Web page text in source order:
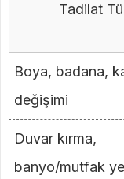
Tadilat
Boya, badana,
değişimi
Duvar kırma,
banyo/mutfak